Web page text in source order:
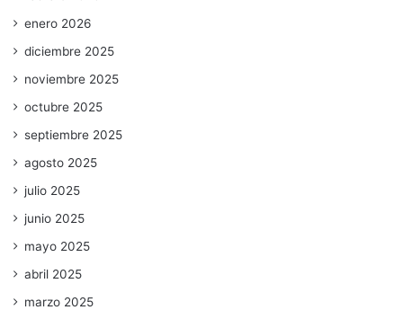
enero 2026
diciembre 2025
noviembre 2025
octubre 2025
septiembre 2025
agosto 2025
julio 2025
junio 2025
mayo 2025
abril 2025
marzo 2025